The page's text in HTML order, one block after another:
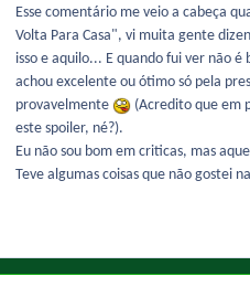
Esse comentário me veio a cabeça
Volta Para Casa", vi muita gente
isso e aquilo... E quando fui ver não
achou excelente ou ótimo só pela
provavelmente
(Acredito que em
este spoiler, né?).
Eu não sou bom em criticas, mas
Teve algumas coisas que não gostei